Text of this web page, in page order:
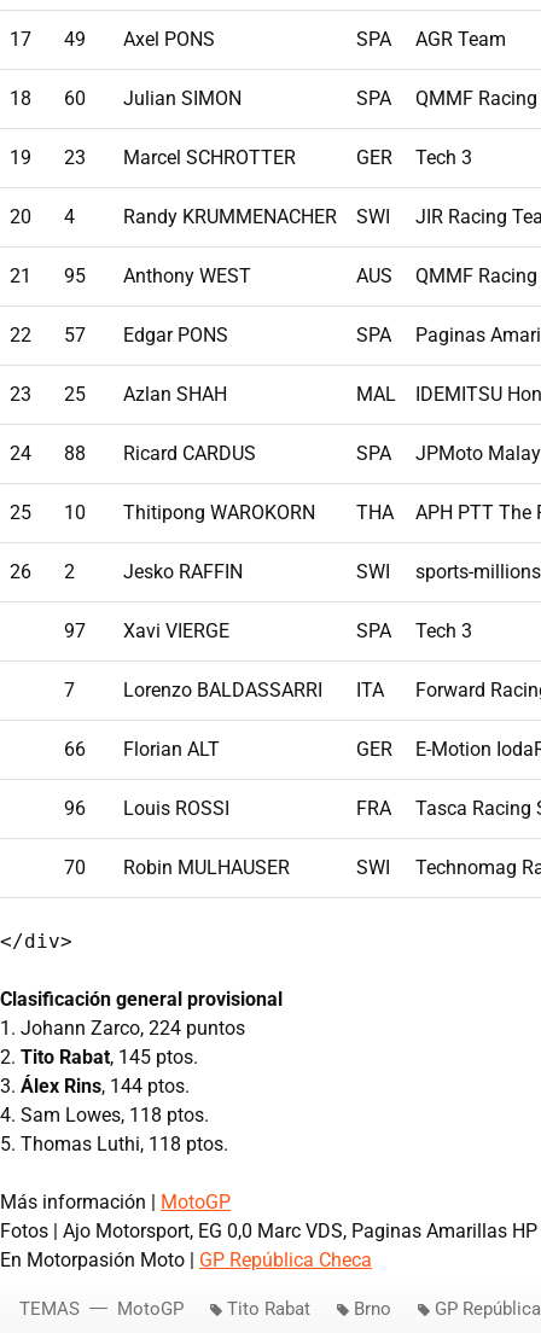
17 49 Axel PONS SPA AGR Team
18 60 Julian SIMON SPA QMMF
19 23 Marcel SCHROTTER GER Tech 3
20 4 Randy KRUMMENACHER SWI JIR Racing
21 95 Anthony WEST AUS QMMF
22 57 Edgar PONS SPA Paginas
23 25 Azlan SHAH MAL IDEMITSU
24 88 Ricard CARDUS SPA JPMoto
25 10 Thitipong WAROKORN THA APH PTT The
26 2 Jesko RAFFIN SWI sports-
97 Xavi VIERGE SPA Tech 3
7 Lorenzo BALDASSARRI ITA Forward
66 Florian ALT GER E-Motion
96 Louis ROSSI FRA Tasca Racing
70 Robin MULHAUSER SWI Technomag
Clasificación general provisional
1. Johann Zarco, 224 puntos
2. Tito Rabat, 145 ptos.
3. Álex Rins, 144 ptos.
4. Sam Lowes, 118 ptos.
5. Thomas Luthi, 118 ptos.
Más información | MotoGP
Fotos | Ajo Motorsport, EG 0,0 Marc VDS, Paginas Amarillas
En Motorpasión Moto | GP República Checa
TEMAS MotoGP Tito Rabat Brno GP